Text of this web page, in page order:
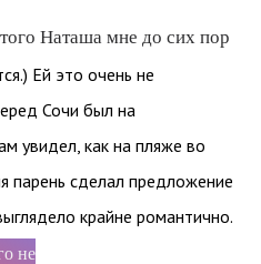
Наташа мне до сих пор
Ей это очень не
Сочи был на
увидел, как на пляже во
парень сделал предложение
крайне романтично.
не